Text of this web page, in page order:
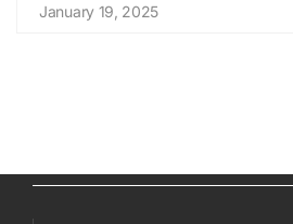
January 19, 2025